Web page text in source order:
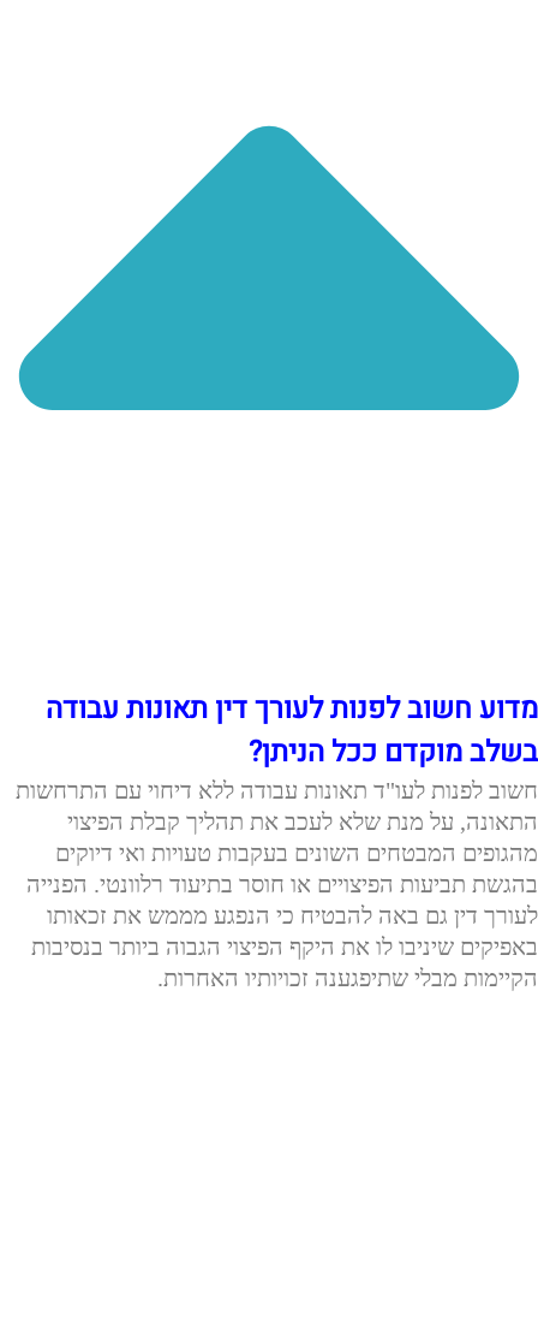
מדוע חשוב לפנות לעורך דין תאונות עבודה
בשלב מוקדם ככל הניתן?
חשוב לפנות לעו"ד תאונות עבודה ללא דיחוי עם התרחשות
התאונה, על מנת שלא לעכב את תהליך קבלת הפיצוי
מהגופים המבטחים השונים בעקבות טעויות ואי דיוקים
בהגשת תביעות הפיצויים או חוסר בתיעוד רלוונטי. הפנייה
לעורך דין גם באה להבטיח כי הנפגע מממש את זכאותו
באפיקים שיניבו לו את היקף הפיצוי הגבוה ביותר בנסיבות
הקיימות מבלי שתיפגענה זכויותיו האחרות.